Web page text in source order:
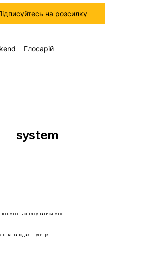
на розсилку
Глосарій
system
вміють спілкуватися між
на заводах — усе це